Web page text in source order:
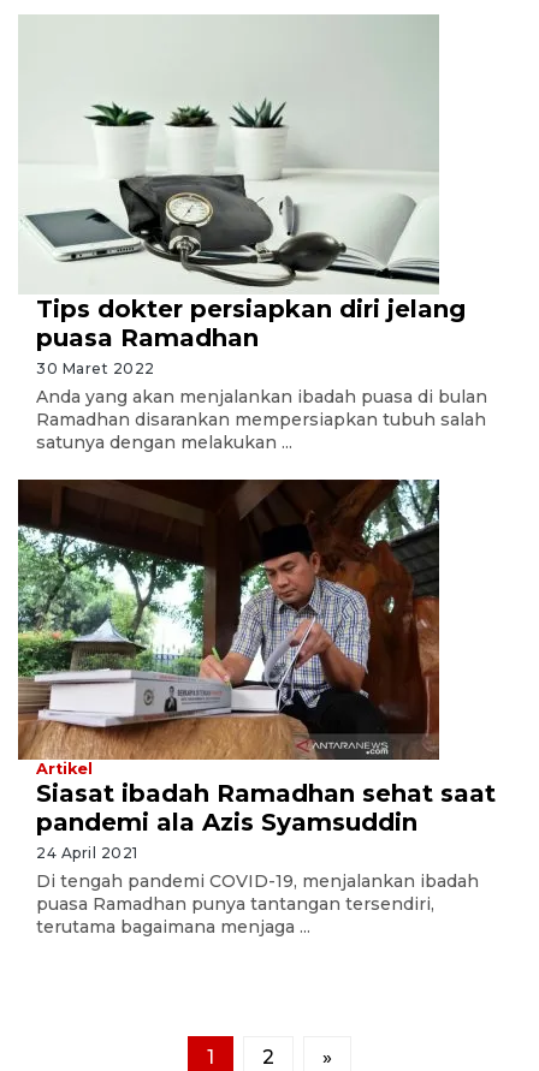
Tips dokter persiapkan diri jelang
puasa Ramadhan
30 Maret 2022
Anda yang akan menjalankan ibadah puasa di bulan
Ramadhan disarankan mempersiapkan tubuh salah
satunya dengan melakukan ...
Artikel
Siasat ibadah Ramadhan sehat saat
pandemi ala Azis Syamsuddin
24 April 2021
Di tengah pandemi COVID-19, menjalankan ibadah
puasa Ramadhan punya tantangan tersendiri,
terutama bagaimana menjaga ...
1 2 »